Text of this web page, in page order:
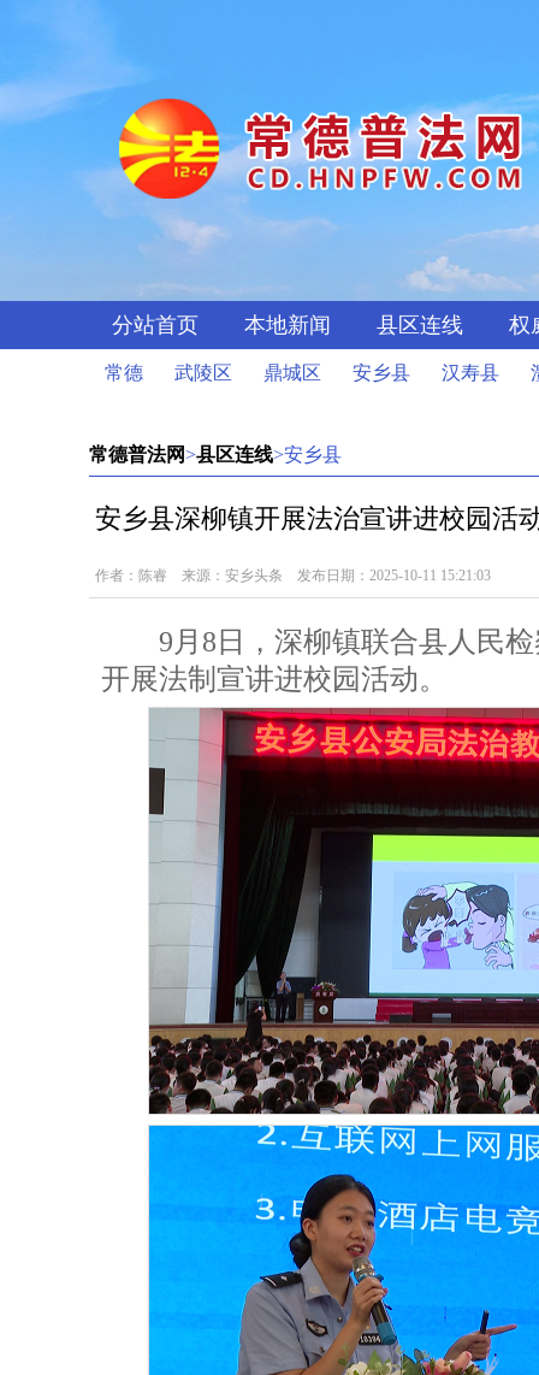
分站首页 本地新闻 县区连线 权
常德 武陵区 鼎城区 安乡县 汉寿县
常德普法网>县区连线>安乡县
安乡县深柳镇开展法治宣讲进校园活
作者：陈睿 来源：安乡头条 发布日期：2025-10-11 15:21:03
9月8日，深柳镇联合县人民检
开展法制宣讲进校园活动。